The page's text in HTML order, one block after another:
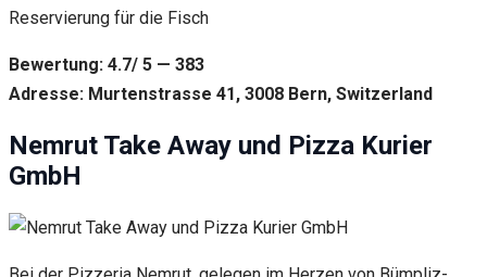
Reservierung für die Fisch
Bewertung: 4.7/ 5 — 383
Adresse: Murtenstrasse 41, 3008 Bern, Switzerland
Nemrut Take Away und Pizza Kurier
GmbH